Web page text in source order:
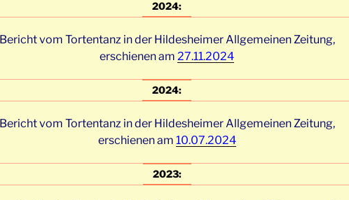
2024:
Bericht vom Tortentanz in der Hildesheimer Allgemeinen Zeitung,
erschienen am 27.11.2024
2024:
Bericht vom Tortentanz in der Hildesheimer Allgemeinen Zeitung,
erschienen am 10.07.2024
2023: